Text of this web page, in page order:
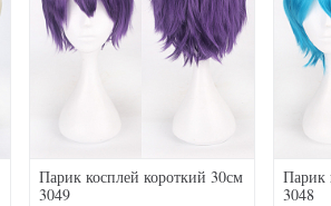
Парик косплей короткий 30см
3049
Парик
3048